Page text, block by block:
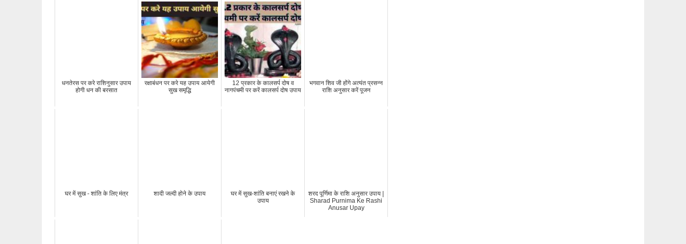
धनतेरस पर करे राशिनुसार उपाय
होगी धन की बरसात
रक्षाबंधन पर करे यह उपाय आयेगी
सुख समृद्धि
12 प्रकार के कालसर्प दोष व
नागपंचमी पर करें कालसर्प दोष उपाय
भगवान शिव जी होंगे अत्‍यंत प्रसन्‍न
राशि अनुसार करें पूजन
घर में सुख - शांति के लिए मंत्र शादी जल्दी होने के उपाय
घर में सुख-शांति बनाएं रखने के
उपाय
शरद पूर्णिमा के राशि अनुसार उपाय |
Sharad Purnima Ke Rashi
Anusar Upay